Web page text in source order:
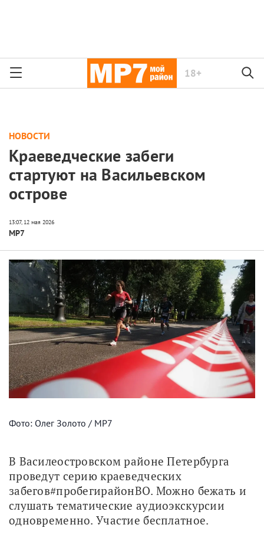
18+
НОВОСТИ
Краеведческие забеги
стартуют на Васильевском
острове
МР7
Фото: Олег Золото / МР7
В Василеостровском районе Петербурга
проведут серию краеведческих
забегов#пробегирайонВО. Можно бежать и
слушать тематические аудиоэкскурсии
одновременно. Участие бесплатное.